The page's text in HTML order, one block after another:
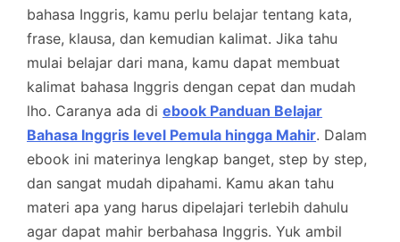
bahasa Inggris, kamu perlu belajar tentang kata,
frase, klausa, dan kemudian kalimat. Jika tahu
mulai belajar dari mana, kamu dapat membuat
kalimat bahasa Inggris dengan cepat dan mudah
lho. Caranya ada di ebook Panduan Belajar
Bahasa Inggris level Pemula hingga Mahir. Dalam
ebook ini materinya lengkap banget, step by step,
dan sangat mudah dipahami. Kamu akan tahu
materi apa yang harus dipelajari terlebih dahulu
agar dapat mahir berbahasa Inggris. Yuk ambil